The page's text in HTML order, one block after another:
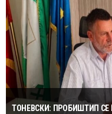
ТОНЕВСКИ: ПРОБИШТИП СЕ